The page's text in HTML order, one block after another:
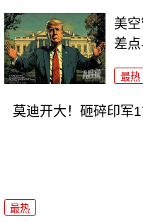
美
差
最热
莫迪开大！砸碎印军
最热